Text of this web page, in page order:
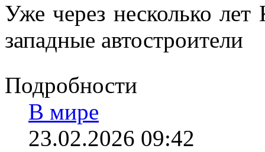
Уже через несколько
западные автостроители
Подробности
В мире
23.02.2026 09:42